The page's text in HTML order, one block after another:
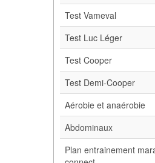
Test Vameval
Test Luc Léger
Test Cooper
Test Demi-Cooper
Aérobie et anaérobie
Abdominaux
Plan entrainement